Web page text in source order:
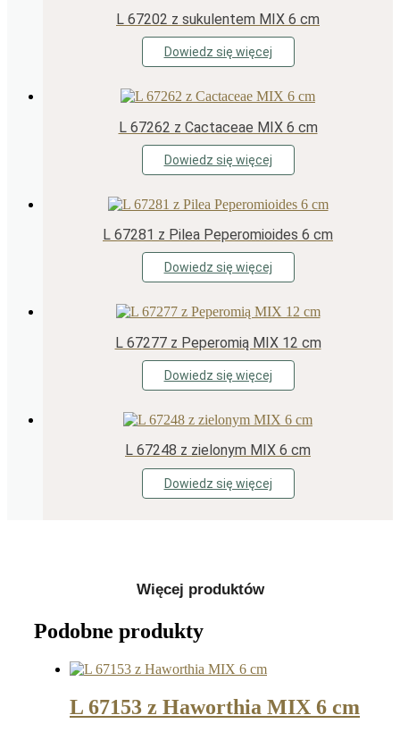
L 67202 z sukulentem MIX 6 cm
Dowiedz się więcej
L 67262 z Cactaceae MIX 6 cm
Dowiedz się więcej
L 67281 z Pilea Peperomioides 6 cm
Dowiedz się więcej
L 67277 z Peperomią MIX 12 cm
Dowiedz się więcej
L 67248 z zielonym MIX 6 cm
Dowiedz się więcej
Więcej produktów
Podobne produkty
L 67153 z Haworthia MIX 6 cm